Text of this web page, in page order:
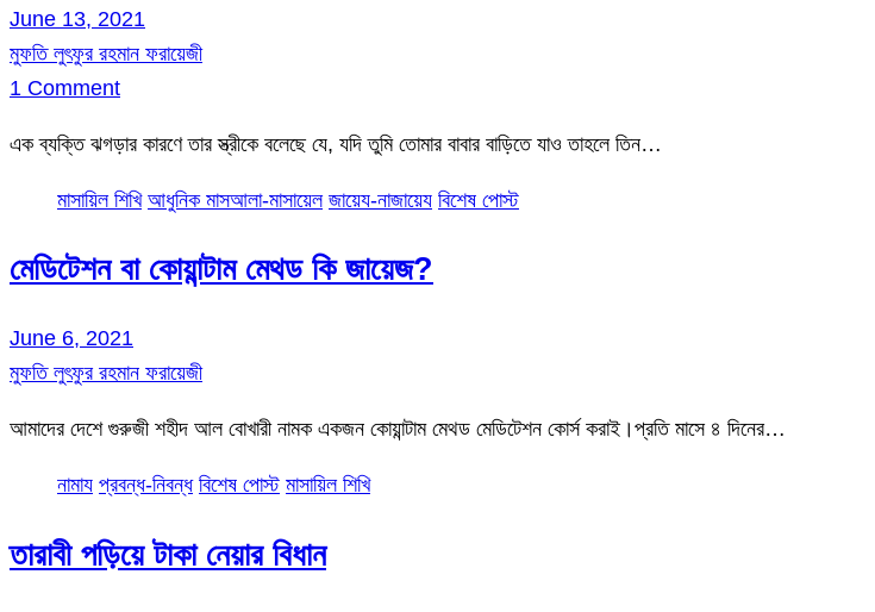
June 13, 2021
মুফতি লুৎফুর রহমান ফরায়েজী
1 Comment
এক ব্যক্তি ঝগড়ার কারণে তার স্ত্রীকে বলেছে যে, যদি তুমি তোমার বাবার বাড়িতে যাও তাহলে তিন…
মাসায়িল শিখি আধুনিক মাসআলা-মাসায়েল জায়েয-নাজায়েয বিশেষ পোস্ট
মেডিটেশন বা কোয়ান্টাম মেথড কি জায়েজ?
June 6, 2021
মুফতি লুৎফুর রহমান ফরায়েজী
আমাদের দেশে গুরুজী শহীদ আল বোখারী নামক একজন কোয়ান্টাম মেথড মেডিটেশন কোর্স করাই।প্রতি মাসে ৪ দিনের…
নামায প্রবন্ধ-নিবন্ধ বিশেষ পোস্ট মাসায়িল শিখি
তারাবী পড়িয়ে টাকা নেয়ার বিধান